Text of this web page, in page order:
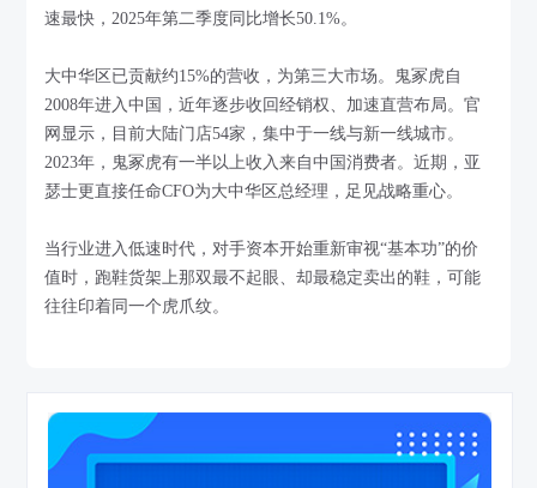
速最快，2025年第二季度同比增长50.1%。
大中华区已贡献约15%的营收，为第三大市场。鬼冢虎自
2008年进入中国，近年逐步收回经销权、加速直营布局。官
网显示，目前大陆门店54家，集中于一线与新一线城市。
2023年，鬼冢虎有一半以上收入来自中国消费者。近期，亚
瑟士更直接任命CFO为大中华区总经理，足见战略重心。
当行业进入低速时代，对手资本开始重新审视“基本功”的价
值时，跑鞋货架上那双最不起眼、却最稳定卖出的鞋，可能
往往印着同一个虎爪纹。